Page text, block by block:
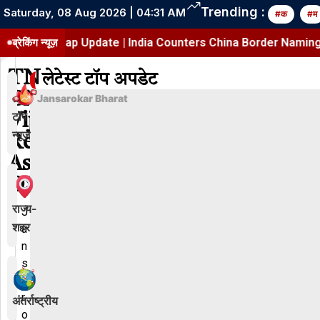
Saturday, 08 Aug 2026 | 04:31 AM Trending : #क #म
ब्रेकिंग न्यूज़
Map Update | India Counters China Border Naming
टॉप
न्यूज़
राज्य-
शहर
अंतर्राष्ट्रीय
TN
CM
Vijay
Removes
Astrologer
OSD
J
a
n
s
a
r
o
लेटेस्ट टॉप अपडेट
Jansarokar Bharat